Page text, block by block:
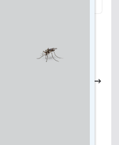
é deixar ‘Lula